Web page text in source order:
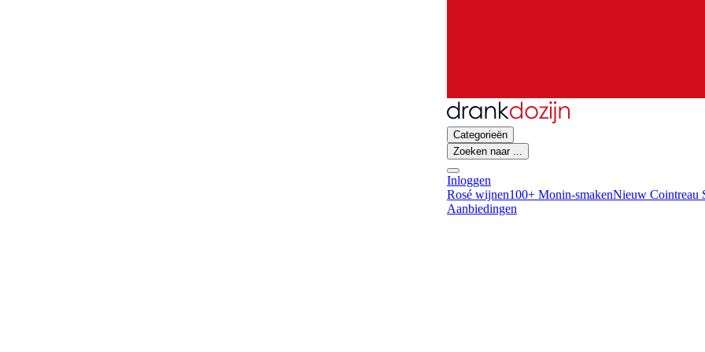
Categorieën
Zoeken naar ...
Inloggen
Rosé wijnen100+ Monin-smakenNieuw Cointreau
Aanbiedingen